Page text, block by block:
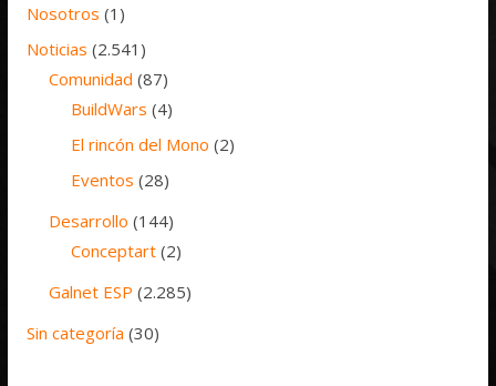
Nosotros (1)
Noticias (2.541)
Comunidad (87)
BuildWars (4)
El rincón del Mono (2)
Eventos (28)
Desarrollo (144)
Conceptart (2)
Galnet ESP (2.285)
Sin categoría (30)